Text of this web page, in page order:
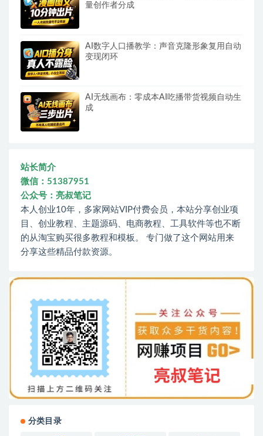
量创作者分成
AI数字人口播教学：声音克隆形象复用自动
变现闭环
AI无线画布：零成本AI吃播带货视频自动生
成
站长简介
微信：51387951
公众号：亮叔笔记
本人创业10年，多家网站VIP付费会员，本站分享创业项
目、创业教程、主题源码、电商教程、工具软件等也不断
的从淘宝购买很多教程和模板。 专门做了这个网站用来
分享这些精品付款资源。
分类目录